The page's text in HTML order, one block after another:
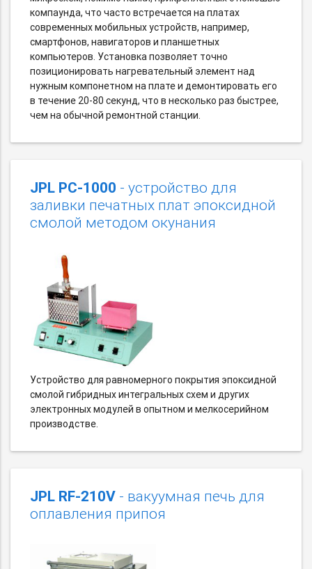
компаунда, что часто встречается на платах
современных мобильных устройств, например,
смартфонов, навигаторов и планшетных
компьютеров. Установка позволяет точно
позиционировать нагревательный элемент над
нужным компонетном на плате и демонтировать его
в течение 20-80 секунд, что в несколько раз быстрее,
чем на обычной ремонтной станции.
JPL PC-1000 - устройство для
заливки печатных плат эпоксидной
смолой методом окунания
Устройство для равномерного покрытия эпоксидной
смолой гибридных интегральных схем и других
электронных модулей в опытном и мелкосерийном
производстве.
JPL RF-210V - вакуумная печь для
оплавления припоя